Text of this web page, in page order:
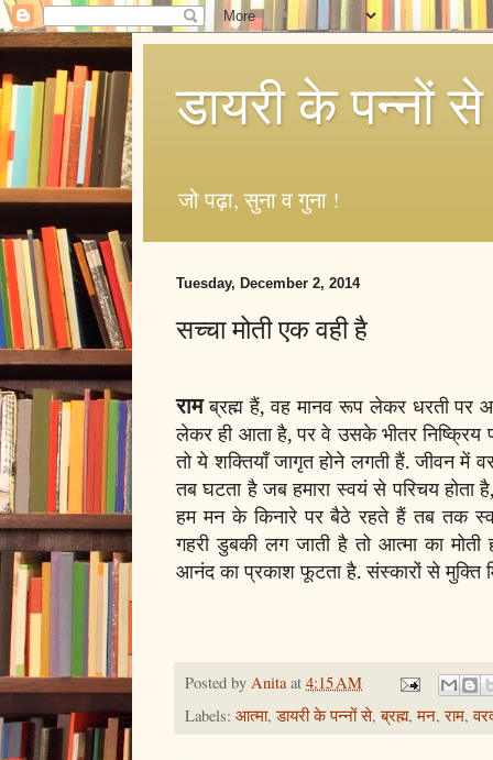
डायरी के पन्नों से
जो पढ़ा, सुना व गुना !
Tuesday, December 2, 2014
सच्चा मोती एक वही है
रामब्रह्म हैं, वह मानव रूप लेकर धरती पर
लेकर ही आता है, पर वे उसके भीतर निष्क्रिय
तो ये शक्तियाँ जागृत होने लगती हैं. जीवन में
तब घटता है जब हमारा स्वयं से परिचय
हम मन के किनारे पर बैठे रहते हैं तब तक
गहरी डुबकी लग जाती है तो आत्मा का
आनंद का प्रकाश फूटता है. संस्कारों से मुक्ति
Posted by Anita at 4:15 AM
Labels: आत्मा,डायरी के पन्नों से,ब्रह्म,मन,राम,